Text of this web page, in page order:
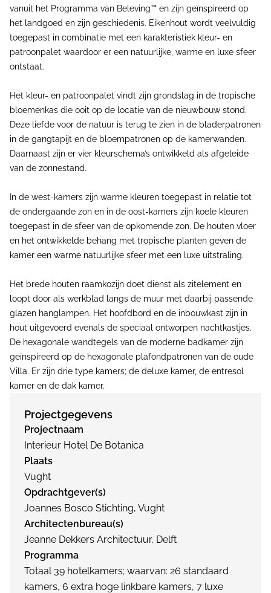
vanuit het Programma van Beleving™ en zijn geïnspireerd op
het landgoed en zijn geschiedenis. Eikenhout wordt veelvuldig
toegepast in combinatie met een karakteristiek kleur- en
patroonpalet waardoor er een natuurlijke, warme en luxe sfeer
ontstaat.
Het kleur- en patroonpalet vindt zijn grondslag in de tropische
bloemenkas die ooit op de locatie van de nieuwbouw stond.
Deze liefde voor de natuur is terug te zien in de bladerpatronen
in de gangtapijt en de bloempatronen op de kamerwanden.
Daarnaast zijn er vier kleurschema’s ontwikkeld als afgeleide
van de zonnestand.
In de west-kamers zijn warme kleuren toegepast in relatie tot
de ondergaande zon en in de oost-kamers zijn koele kleuren
toegepast in de sfeer van de opkomende zon. De houten vloer
en het ontwikkelde behang met tropische planten geven de
kamer een warme natuurlijke sfeer met een luxe uitstraling.
Het brede houten raamkozijn doet dienst als zitelement en
loopt door als werkblad langs de muur met daarbij passende
glazen hanglampen. Het hoofdbord en de inbouwkast zijn in
hout uitgevoerd evenals de speciaal ontworpen nachtkastjes.
De hexagonale wandtegels van de moderne badkamer zijn
geïnspireerd op de hexagonale plafondpatronen van de oude
Villa. Er zijn drie type kamers; de deluxe kamer, de entresol
kamer en de dak kamer.
Projectgegevens
Projectnaam
Interieur Hotel De Botanica
Plaats
Vught
Opdrachtgever(s)
Joannes Bosco Stichting, Vught
Architectenbureau(s)
Jeanne Dekkers Architectuur, Delft
Programma
Totaal 39 hotelkamers; waarvan: 26 standaard
kamers, 6 extra hoge linkbare kamers, 7 luxe